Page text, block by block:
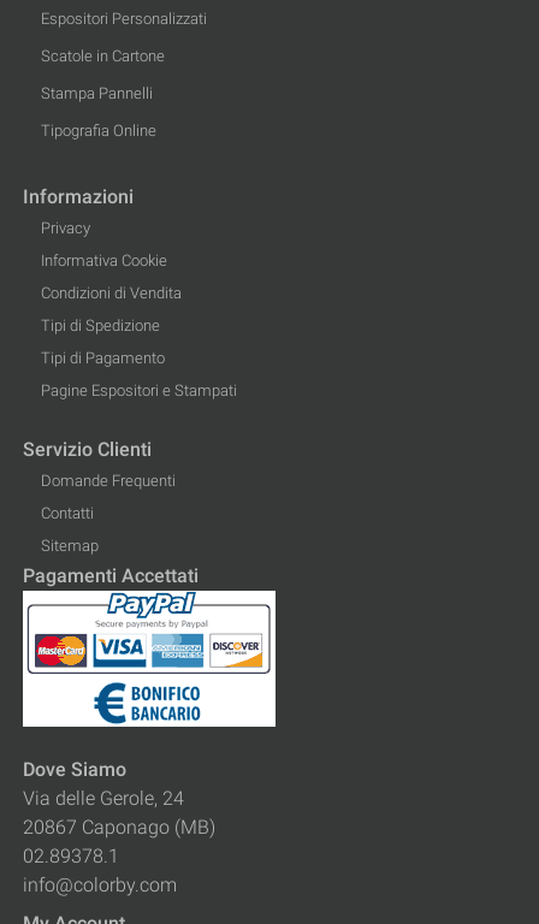
Espositori Personalizzati
Scatole in Cartone
Stampa Pannelli
Tipografia Online
Informazioni
Privacy
Informativa Cookie
Condizioni di Vendita
Tipi di Spedizione
Tipi di Pagamento
Pagine Espositori e Stampati
Servizio Clienti
Domande Frequenti
Contatti
Sitemap
Pagamenti Accettati
Dove Siamo
Via delle Gerole, 24
20867 Caponago (MB)
02.89378.1
info@colorby.com